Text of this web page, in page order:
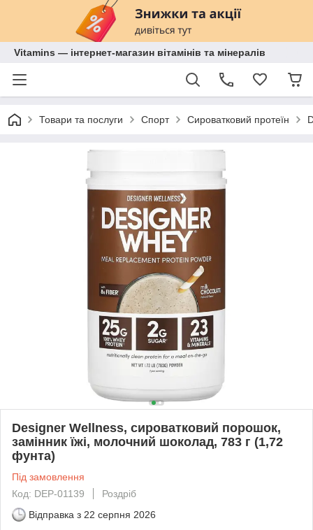
Vitamins — інтернет-магазин вітамінів та мінералів
Товари та послуги Спорт Сироватковий протеїн
Designer Wellness, сироватковий порошок,
замінник їжі, молочний шоколад, 783 г (1,72
фунта)
Під замовлення
Код: DEP-01139
Роздріб
Відправка з 22 серпня 2026